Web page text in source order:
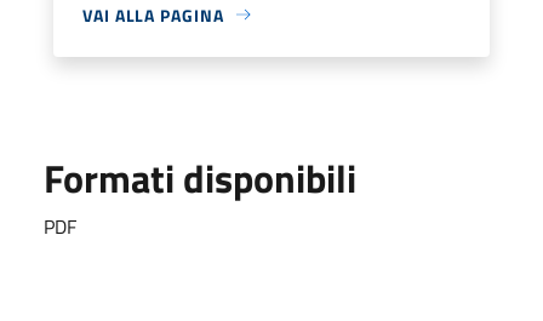
VAI ALLA PAGINA
Formati disponibili
PDF